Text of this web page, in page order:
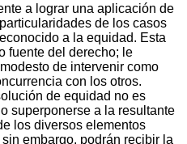
a lograr una aplicación de
de los casos
a la equidad. Esta
fuente del derecho; le
de intervenir como
con los otros.
de equidad no es
superponerse a la resultante
los diversos elementos
embargo, podrán recibir la